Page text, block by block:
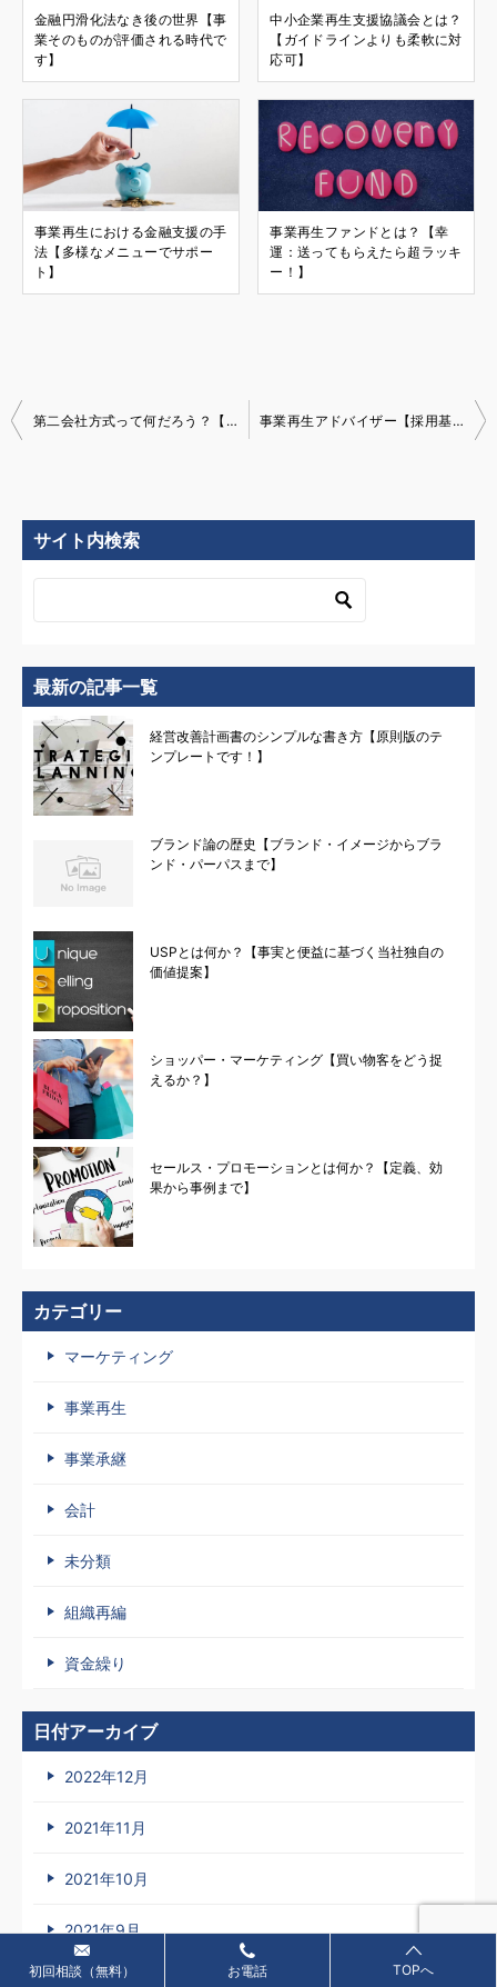
金融円滑化法なき後の世界【事
業そのものが評価される時代で
す】
中小企業再生支援協議会とは？
【ガイドラインよりも柔軟に対
応可】
事業再生における金融支援の手
法【多様なメニューでサポー
ト】
事業再生ファンドとは？【幸
運：送ってもらえたら超ラッキ
ー！】
ビ
シ
ョ
第二会社方式って何だろう？【免除益課税回避のテクニックです】 事業再生アドバイザー【採用基準：マーケティング思考ができること】
サイト内検索
最新の記事一覧
経営改善計画書のシンプルな書き方【原則版のテ
ンプレートです！】
ブランド論の歴史【ブランド・イメージからブラ
ンド・パーパスまで】
USPとは何か？【事実と便益に基づく当社独自の
価値提案】
ショッパー・マーケティング【買い物客をどう捉
えるか？】
セールス・プロモーションとは何か？【定義、効
果から事例まで】
カテゴリー
マーケティング
事業再生
事業承継
会計
未分類
組織再編
資金繰り
日付アーカイブ
2022年12月
2021年11月
2021年10月
2021年9月
2021年8月
初回相談（無料） お電話 TOPへ